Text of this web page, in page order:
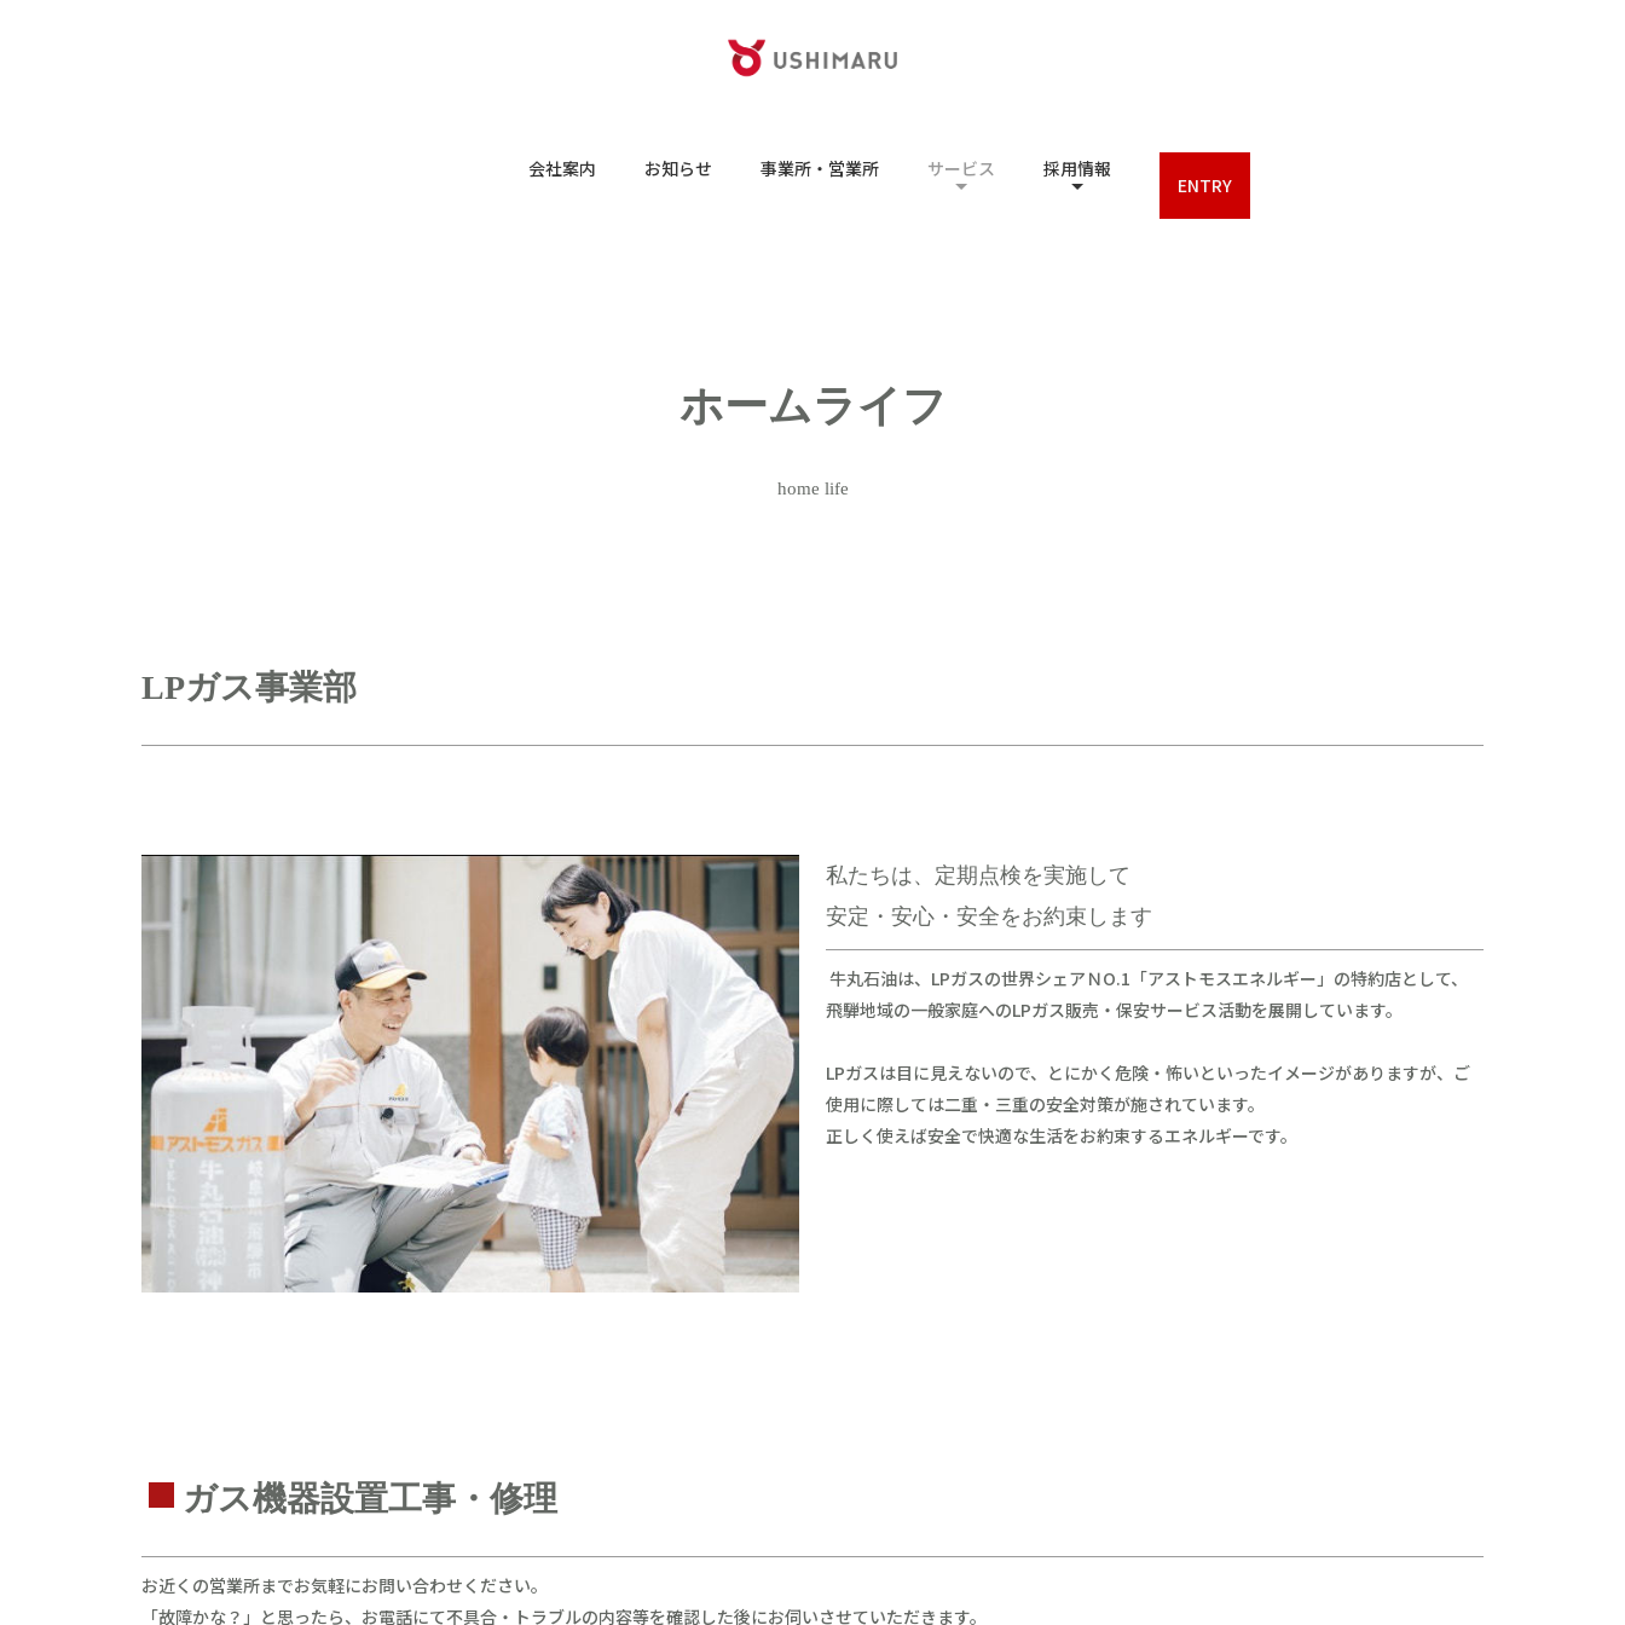
会社案内 お知らせ 事業所・営業所 サービス 採用情報
ENTRY
ホームライフ
home life
LPガス事業部
私たちは、 定期点検を実施して
安定・安心・安全をお約束します
牛丸石油は、LPガスの世界シェアＮO.1「アストモスエネルギー」の特約店として、
飛騨地域の一般家庭へのLPガス販売・保安サービス活動を展開しています。
LPガスは目に見えないので、とにかく危険・怖いといったイメージがありますが、ご
使用に際しては二重・三重の安全対策が施されています。
正しく使えば安全で快適な生活をお約束するエネルギーです。
ガス機器設置工事・修理
お近くの営業所までお気軽にお問い合わせください。
「故障かな？」と思ったら、お電話にて不具合・トラブルの内容等を確認した後にお伺いさせていただきます。